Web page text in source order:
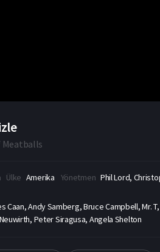
Meatballs
Ülke Amerika Yönetmen Phil Lord,
Caan, Andy Samberg, Bruce Campbell, Mr.
Peter Siragusa, Angela Shelton